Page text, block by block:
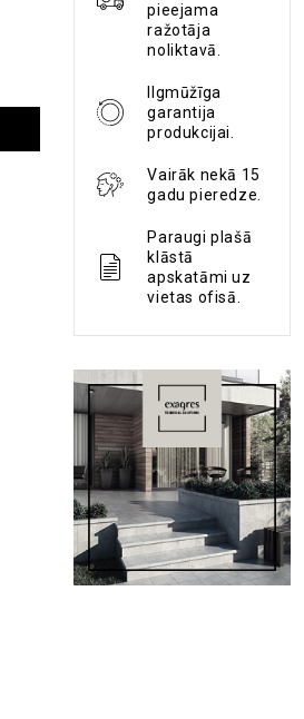
pieejama
ražotāja
noliktavā.
Ilgmūžīga
garantija
produkcijai.
Vairāk nekā 15
gadu pieredze.
Paraugi plašā
klāstā
apskatāmi uz
vietas ofisā.